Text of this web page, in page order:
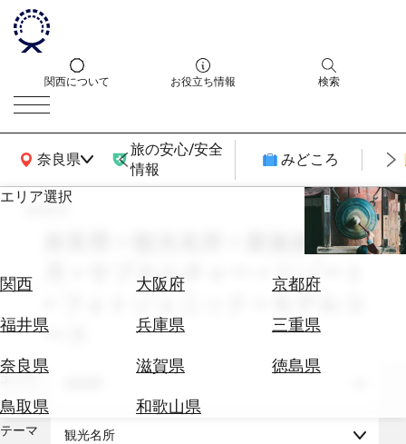
関西について お役立ち情報 検索
奈良県
関西広域MAP
旅の安心/安全
情報
みどころ
エリア選択
関西 大阪府
京都府
福井県
兵庫県
三重県
奈良県
滋賀県
徳島県
鳥取県
和歌山県
エ
券
テ
を
search
奈良県 × 観光名所 × 家族旅行 × 8
月 × サブカルチャー × リゾート
ース
エリア
テーマ 観光名所